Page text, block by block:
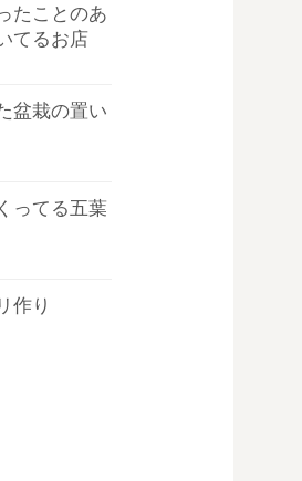
たことのあ
てるお店
盆栽の置い
ってる五葉
作り